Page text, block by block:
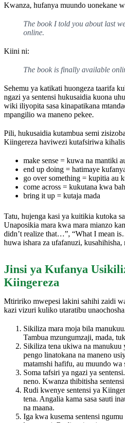
Kwanza, hufanya muundo uonekane
The book I told you about last
online.
Kiini ni:
The book is finally available
Sehemu ya katikati huongeza taarifa
ngazi ya sentensi hukusaidia kuona
wiki iliyopita sasa kinapatikana
mpangilio wa maneno pekee.
Pili, hukusaidia kutambua semi
Kiingereza haviwezi kutafsiriwa
make sense = kuwa na mantiki
end up doing = hatimaye
go over something = kupitia au
come across = kukutana kwa
bring it up = kutaja mada
Tatu, hujenga kasi ya kuitikia kutoka
Unaposikia mara kwa mara mianzo
didn’t realize that…”, “What I mean
huwa ishara za ufafanuzi,
Jinsi ya Kufanya
Kiingereza
Mtiririko mwepesi lakini sahihi zaidi
kazi vizuri kuliko utaratibu
Sikiliza mara moja bila
Tambua mzungumzaji, mada,
Sikiliza tena ukiwa na manukuu
pengo linatokana na maneno
matamshi hafifu, au muundo wa
Soma tafsiri ya ngazi ya
neno. Kwanza thibitisha
Rudi kwenye sentensi ya
tena. Angalia kama sasa sauti
na maana.
Iga kwa kusema sentensi